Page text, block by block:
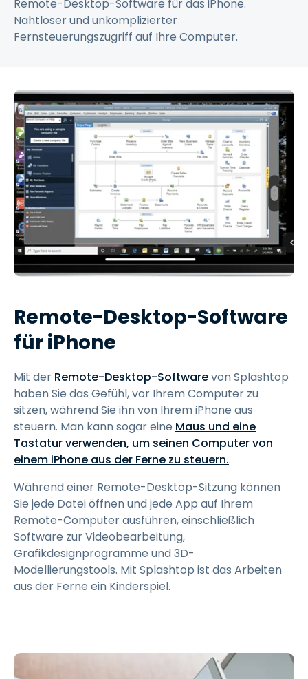
Remote-Desktop-Software für das iPhone.
Nahtloser und unkomplizierter
Fernsteuerungszugriff auf Ihre Computer.
Remote-Desktop-Software
für iPhone
Mit der Remote-Desktop-Softwarevon Splashtop
haben Sie das Gefühl, vor Ihrem Computer zu
sitzen, während Sie ihn von Ihrem iPhone aus
steuern. Man kann sogar eine Maus und eine
Tastatur verwenden, um seinen Computer von
einem iPhone aus der Ferne zu steuern..
Während einer Remote-Desktop-Sitzung können
Sie jede Datei öffnen und jede App auf Ihrem
Remote-Computer ausführen, einschließlich
Software zur Videobearbeitung,
Grafikdesignprogramme und 3D-
Modellierungstools. Mit Splashtop ist das Arbeiten
aus der Ferne ein Kinderspiel.